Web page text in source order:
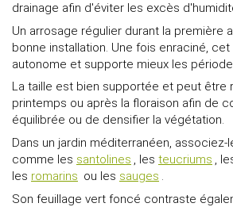
drainage afin d'éviter les excès
Un arrosage régulier durant la première
bonne installation. Une fois enraciné,
autonome et supporte mieux les
La taille est bien supportée et peut être
printemps ou après la floraison afin de
équilibrée ou de densifier la végétation.
Dans un jardin méditerranéen,
comme les santolines , les teucriums ,
les romarins ou les sauges .
Son feuillage vert foncé contraste